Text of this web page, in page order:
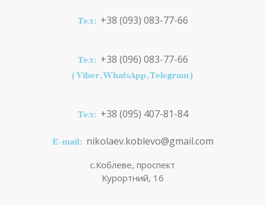
Тел: +38 (093) 083-77-66
Тел: +38 (096) 083-77-66
(Viber,WhatsApp,Telegram)
Тел: +38 (095) 407-81-84
E-mail: nikolaev.koblevo@gmail.com
с.Коблеве, проспект
Курортний, 16